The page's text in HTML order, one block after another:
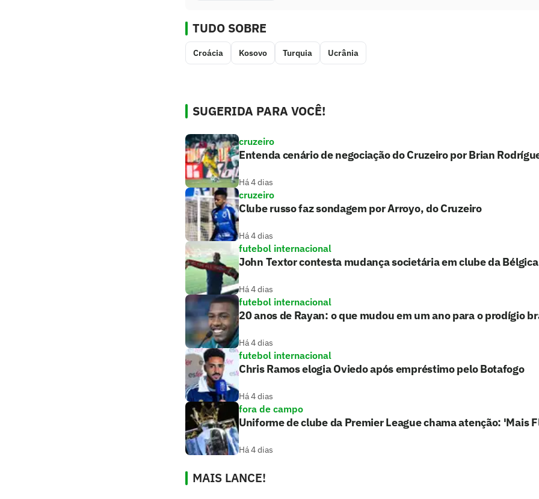
TUDO SOBRE
Croácia Kosovo Turquia Ucrânia
SUGERIDA PARA VOCÊ!
cruzeiro
Entenda cenário de negociação do Cruzeiro por Brian
Há 4 dias
cruzeiro
Clube russo faz sondagem por Arroyo, do Cruzeiro
Há 4 dias
futebol internacional
John Textor contesta mudança societária em clube da Bélgica
Há 4 dias
futebol internacional
20 anos de Rayan: o que mudou em um ano para o prodígio
Há 4 dias
futebol internacional
Chris Ramos elogia Oviedo após empréstimo pelo Botafogo
Há 4 dias
fora de campo
Uniforme de clube da Premier League chama atenção: 'Mais
Há 4 dias
MAIS LANCE!